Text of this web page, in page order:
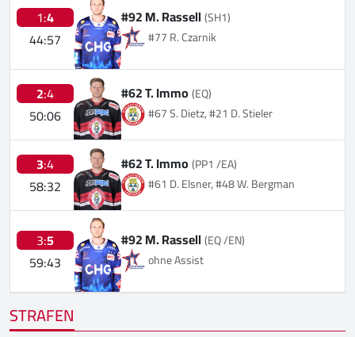
1:4
44:57
#92 M. Rassell(SH1)
#77 R. Czarnik
2:4
50:06
#62 T. Immo(EQ)
#67 S. Dietz, #21 D. Stieler
3:4
58:32
#62 T. Immo(PP1 /EA)
#61 D. Elsner, #48 W. Bergman
3:5
59:43
#92 M. Rassell(EQ /EN)
ohne Assist
STRAFEN